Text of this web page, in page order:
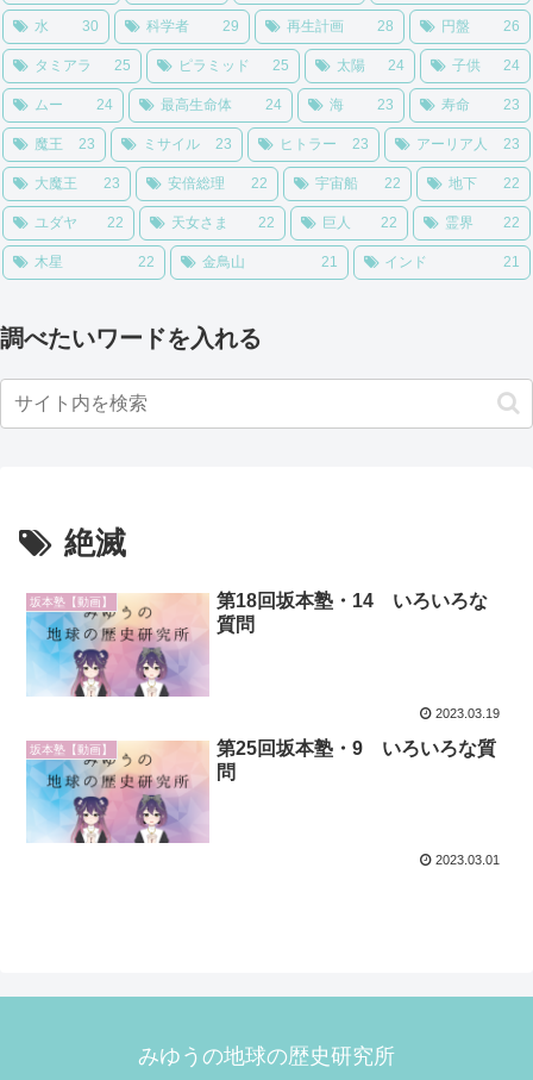
水 30 科学者 29 再生計画 28 円盤 26
タミアラ 25 ピラミッド 25 太陽 24 子供 24
ムー 24 最高生命体 24 海 23 寿命 23
魔王 23 ミサイル 23 ヒトラー 23 アーリア人 23
大魔王 23 安倍総理 22 宇宙船 22 地下 22
ユダヤ 22 天女さま 22 巨人 22 霊界 22
木星 22 金鳥山 21 インド 21
調べたいワードを入れる
絶滅
坂本塾【動画】
第18回坂本塾・14 いろいろな
質問
2023.03.19
坂本塾【動画】
第25回坂本塾・9 いろいろな質
問
2023.03.01
みゆうの地球の歴史研究所